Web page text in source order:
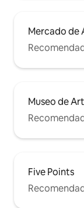
Mercado de
Museo de
Five Points